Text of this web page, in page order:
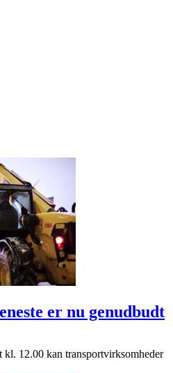
er nu genudbudt
kl. 12.00 kan transportvirksomheder